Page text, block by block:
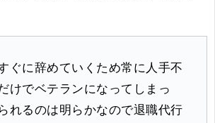
ぐに辞めていくため常に人手不
けでベテランになってしまっ
れるのは明らかなので退職代行